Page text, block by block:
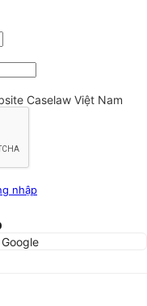
Caselaw Việt Nam
nhập